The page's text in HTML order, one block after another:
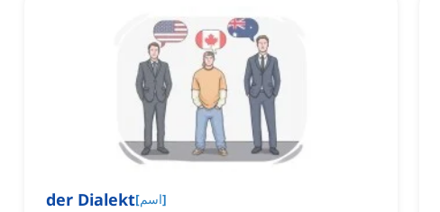
der Dialekt[اسم]